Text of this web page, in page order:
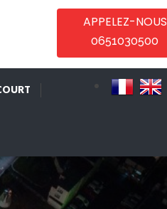
APPELEZ-NOUS
0651030500